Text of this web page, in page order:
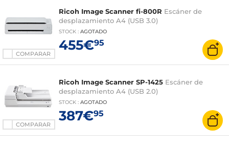
COMPARAR
Ricoh Image Scanner fi-800R Escáner de
desplazamiento A4 (USB 3.0)
STOCK : AGOTADO
455€95
COMPARAR
Ricoh Image Scanner SP-1425 Escáner de
desplazamiento A4 (USB 2.0)
STOCK : AGOTADO
387€95